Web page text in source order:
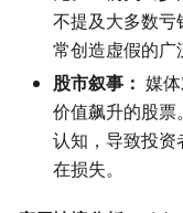
不提及大多数亏
常创造虚假的广
股市叙事： 媒
价值飙升的股票
认知，导致投
在损失。